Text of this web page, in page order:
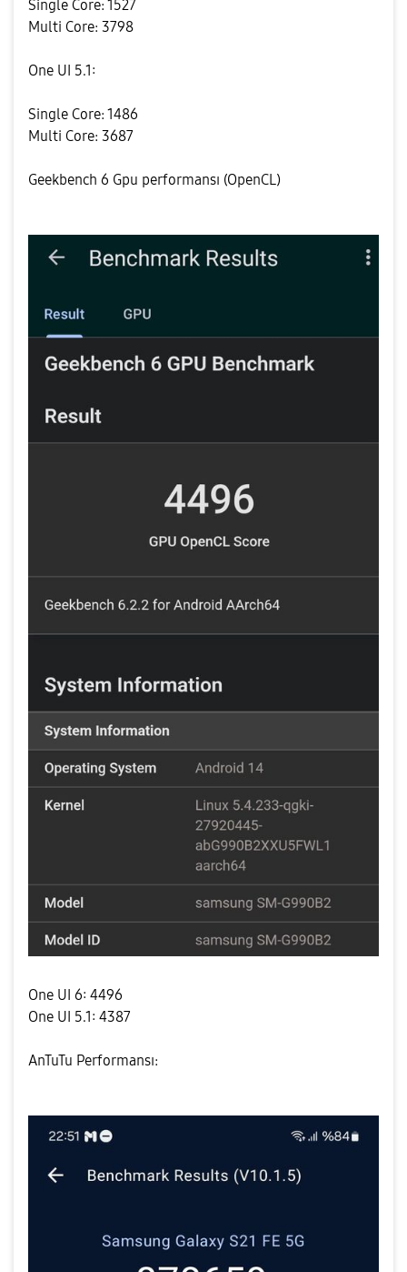
Single Core: 1527
Multi Core: 3798
One UI 5.1:
Single Core: 1486
Multi Core: 3687
Geekbench 6 Gpu performansı (OpenCL)
One UI 6: 4496
One UI 5.1: 4387
AnTuTu Performansı: